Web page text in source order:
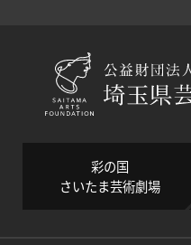
彩の国
さいたま芸術劇場